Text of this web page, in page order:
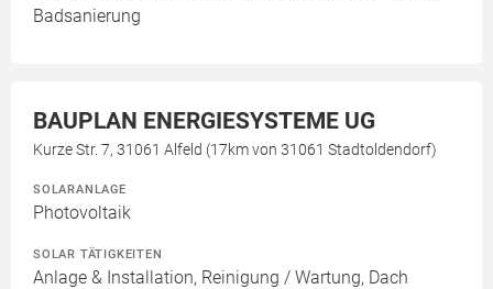
Badsanierung
BAUPLAN ENERGIESYSTEME UG
Kurze Str. 7, 31061 Alfeld (17km von 31061 Stadtoldendorf)
SOLARANLAGE
Photovoltaik
SOLAR TÄTIGKEITEN
Anlage & Installation, Reinigung / Wartung, Dach